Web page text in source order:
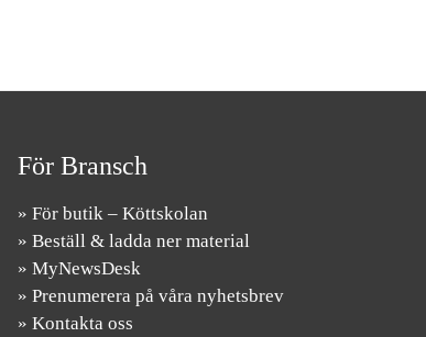
För Bransch
» För butik – Köttskolan
» Beställ & ladda ner material
» MyNewsDesk
» Prenumerera på våra nyhetsbrev
» Kontakta oss